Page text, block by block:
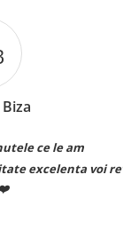
Recomand cu drag!